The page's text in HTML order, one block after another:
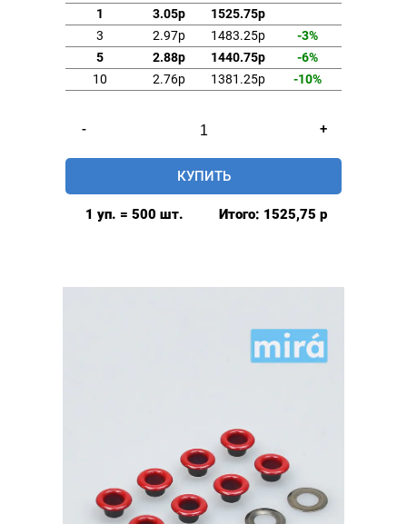
1 3.05р
1525.75р
3
2.97р 1483.25р
-3%
5
2.88р 1440.75р
-6%
10
2.76р 1381.25р -10%
-
товара
Люверсы
глянцевые
+
КУПИТЬ
1 уп. = 500 шт. Итого: 1525,75 р